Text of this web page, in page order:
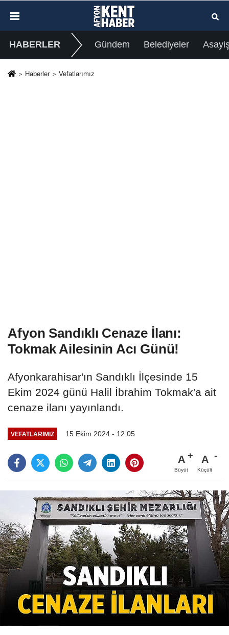
HABERLER Gündem Belediyeler
Haberler Vefatlarımız
Afyon Sandıklı Cenaze İlanı:
Tokmak Ailesinin Acı Günü!
Afyonkarahisar'ın Sandıklı İlçesinde 15
Ekim 2024 günü Halil İbrahim Tokmak'a ait
cenaze ilanı yayınlandı.
VEFATLARIMIZ 15 Ekim 2024 - 12:05
A
Büyüt
A
Küçült